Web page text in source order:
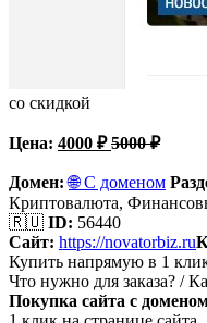
со скидкой
Цена: 4000 ₽ 5000₽
Домен: 🌐 С доменом
Криптовалюта,
🇷🇺 ID: 56440
Сайт: https://novatorbiz.ru
Купить напрямую в 1
Что нужно для заказа? /
Покупка сайта с